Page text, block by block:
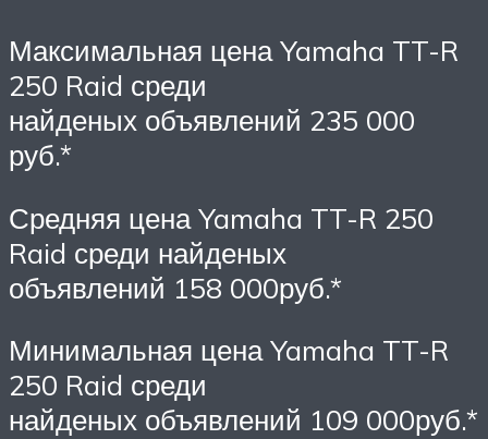
Максимальная цена Yamaha TT-R
250 Raid среди
найденых объявлений 235 000
руб.*
Средняя цена Yamaha TT-R 250
Raid среди найденых
объявлений 158 000руб.*
Минимальная цена Yamaha TT-R
250 Raid среди
найденых объявлений 109 000руб.*